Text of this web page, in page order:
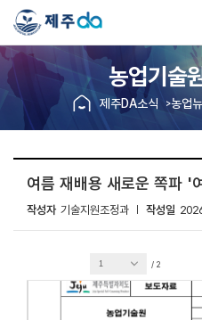
농업기술
제주DA소식 농업
여름 재배용 새로운 쪽파 '
작성자 기술지원조정과 작성일